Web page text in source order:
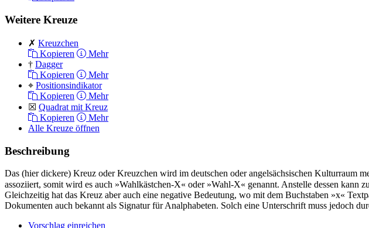
Weitere Kreuze
✗ Kreuzchen
Kopieren
Mehr
† Dagger
Kopieren
Mehr
⌖ Positionsindikator
Kopieren
Mehr
☒ Quadrat mit Kreuz
Kopieren
Mehr
Alle Kreuze öffnen
Beschreibung
Das (hier dickere) Kreuz oder Kreuzchen wird im deutschen oder angelsächsischen Kulturraum
assoziiert, somit wird es auch »Wahlkästchen-X« oder »Wahl-X« genannt. Anstelle dessen
Gleichzeitig hat das Kreuz aber auch eine negative Bedeutung, wo mit dem Buchstaben »x«
Dokumenten auch bekannt als Signatur für Analphabeten. Solch eine Unterschrift muss jedoch
Vorschlag einreichen